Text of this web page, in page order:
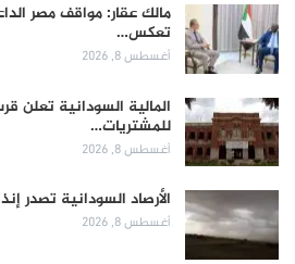
مالك عقار: مواقف مصر
تعكس…
أغسطس 8, 2026
المالية السودانية تعلن
للمشتريات…
أغسطس 8, 2026
الأرصاد السودانية تصدر
أغسطس 8, 2026